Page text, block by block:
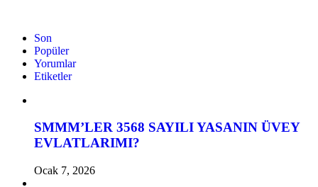
Son
Popüler
Yorumlar
Etiketler
SMMM’LER 3568 SAYILI YASANIN ÜVEY
EVLATLARIMI?
Ocak 7, 2026